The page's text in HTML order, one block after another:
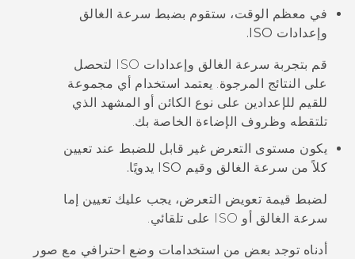
في معظم الوقت، ستقوم بضبط سرعة الغالق
وإعدادات ISO.
قم بتجربة سرعة الغالق وإعدادات ISO لتحصل
على النتائج المرجوة. يعتمد استخدام أي مجموعة
للقيم للإعدادين على نوع الكائن أو المشهد الذي
تلتقطه وظروف الإضاءة الخاصة بك.
يكون مستوى التعرض غير قابل للضبط عند تعيين
كلاً من سرعة الغالق وقيم ISO يدويًا.
لضبط قيمة تعويض التعرض، يجب عليك تعيين إما
سرعة الغالق أو ISO على تلقائي.
أدناه توجد بعض من استخدامات وضع احترافي مع صور